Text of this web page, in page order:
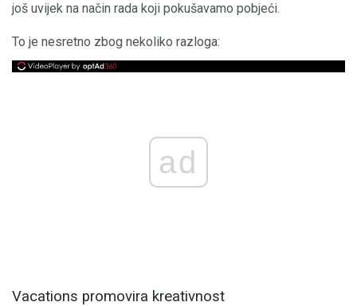
još uvijek na način rada koji pokušavamo pobjeći.
To je nesretno zbog nekoliko razloga:
ad
Vacations promovira kreativnost